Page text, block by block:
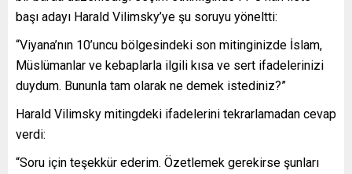
başı adayı Harald Vilimsky’ye şu soruyu yöneltti:
“Viyana’nın 10’uncu bölgesindeki son mitinginizde İslam,
Müslümanlar ve kebaplarla ilgili kısa ve sert ifadelerinizi
duydum. Bununla tam olarak ne demek istediniz?”
Harald Vilimsky mitingdeki ifadelerini tekrarlamadan cevap
verdi:
“Soru için teşekkür ederim. Özetlemek gerekirse şunları